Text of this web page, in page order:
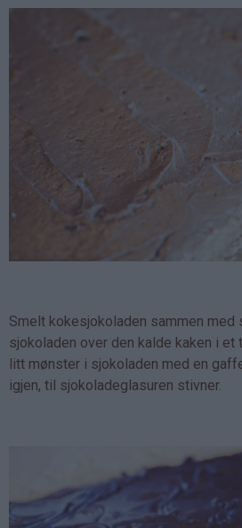
Smelt kokesjokoladen sammen med
sjokoladen over den kalde kaken i et
litt mønster i sjokoladen med en
igjen, til sjokoladeglasuren stivner.